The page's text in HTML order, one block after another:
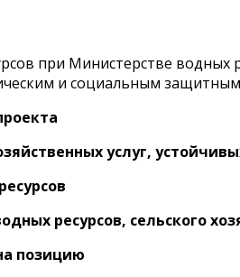
услуг,
ресурсов, сельского
позицию